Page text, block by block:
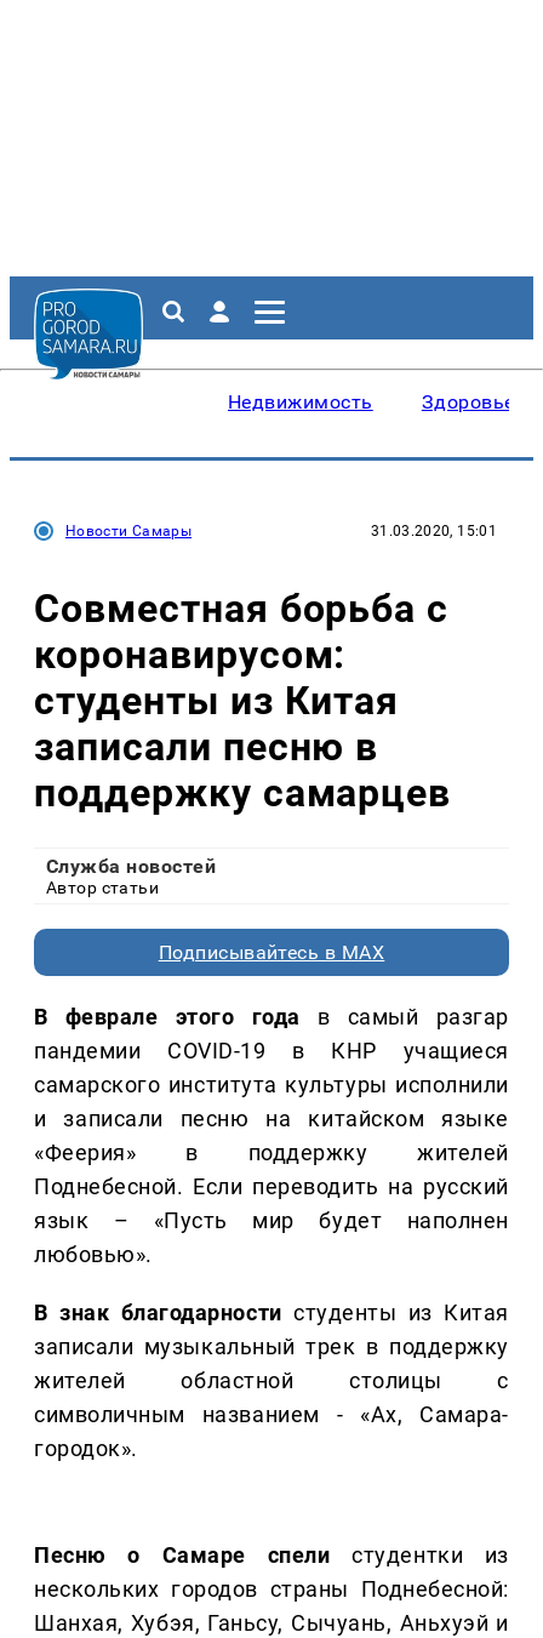
Недвижимость Здоровье
Новости Самары 31.03.2020, 15:01
Совместная борьба с
коронавирусом:
студенты из Китая
записали песню в
поддержку самарцев
Служба новостей
Автор статьи
Подписывайтесь в MAX
В феврале этого года в самый разгар
пандемии COVID-19 в КНР учащиеся
самарского института культуры исполнили
и записали песню на китайском языке
«Феерия» в поддержку жителей
Поднебесной. Если переводить на русский
язык – «Пусть мир будет наполнен
любовью».
В знак благодарности студенты из Китая
записали музыкальный трек в поддержку
жителей областной столицы с
символичным названием - «Ах, Самара-
городок».
Песню о Самаре спели студентки из
нескольких городов страны Поднебесной:
Шанхая, Хубэя, Ганьсу, Сычуань, Аньхуэй и